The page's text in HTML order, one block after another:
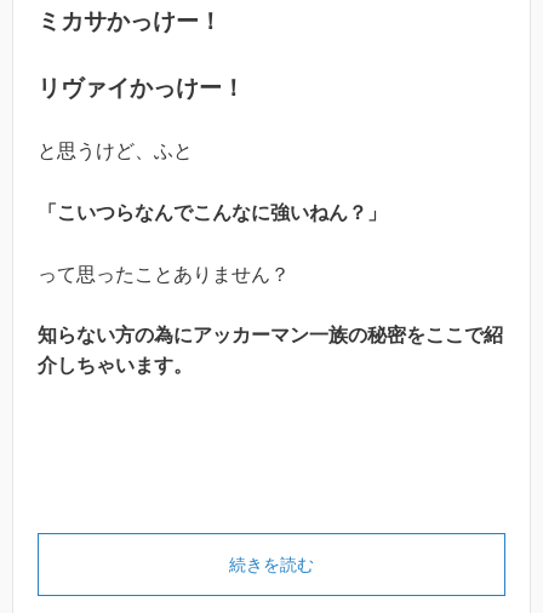
ミカサかっけー！
リヴァイかっけー！
と思うけど、ふと
「こいつらなんでこんなに強いねん？」
って思ったことありません？
知らない方の為にアッカーマン一族の秘密をここで紹
介しちゃいます。
続きを読む